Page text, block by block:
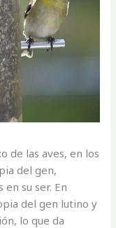
de las aves, en los
del gen,
su ser. En
del gen lutino y
lo que da